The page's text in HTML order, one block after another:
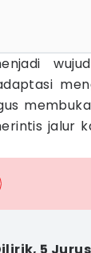
jalur